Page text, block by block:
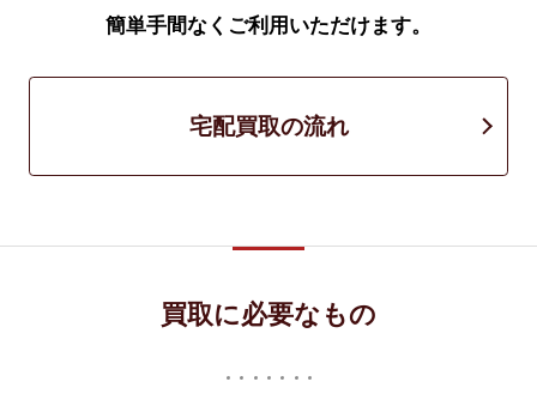
簡単手間なくご利用いただけます。
宅配買取の流れ
買取に必要なもの